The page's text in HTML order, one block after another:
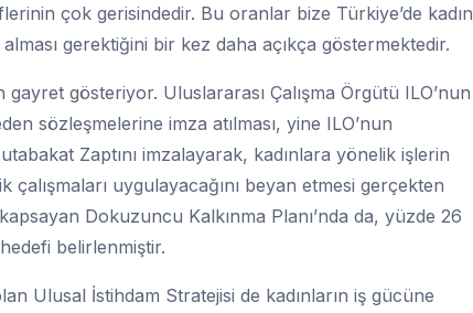
çok gerisindedir. Bu oranlar bize Türkiye’de kadın
gerektiğini bir kez daha açıkça göstermektedir.
gösteriyor. Uluslararası Çalışma Örgütü ILO’nun
sözleşmelerine imza atılması, yine ILO’nun
Zaptını imzalayarak, kadınlara yönelik işlerin
çalışmaları uygulayacağını beyan etmesi gerçekten
Dokuzuncu Kalkınma Planı’nda da, yüzde 26
belirlenmiştir.
Ulusal İstihdam Stratejisi de kadınların iş gücüne